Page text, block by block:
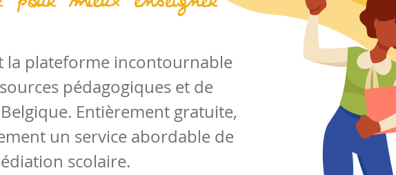
la plateforme incontournable
pédagogiques et de
Entièrement gratuite,
un service abordable de
scolaire.